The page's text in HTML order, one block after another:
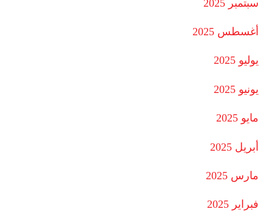
سبتمبر 2025
أغسطس 2025
يوليو 2025
يونيو 2025
مايو 2025
أبريل 2025
مارس 2025
فبراير 2025